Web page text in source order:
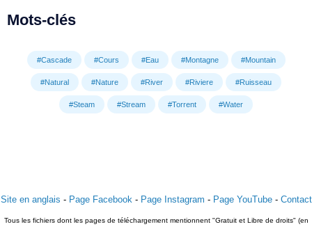
Mots-clés
#Cascade #Cours #Eau #Montagne #Mountain
#Natural #Nature #River #Riviere #Ruisseau
#Steam #Stream #Torrent #Water
Site en anglais - Page Facebook - Page Instagram - Page YouTube- Contact
Tous les fichiers dont les pages de téléchargement mentionnent "Gratuit et Libre de droits" (en